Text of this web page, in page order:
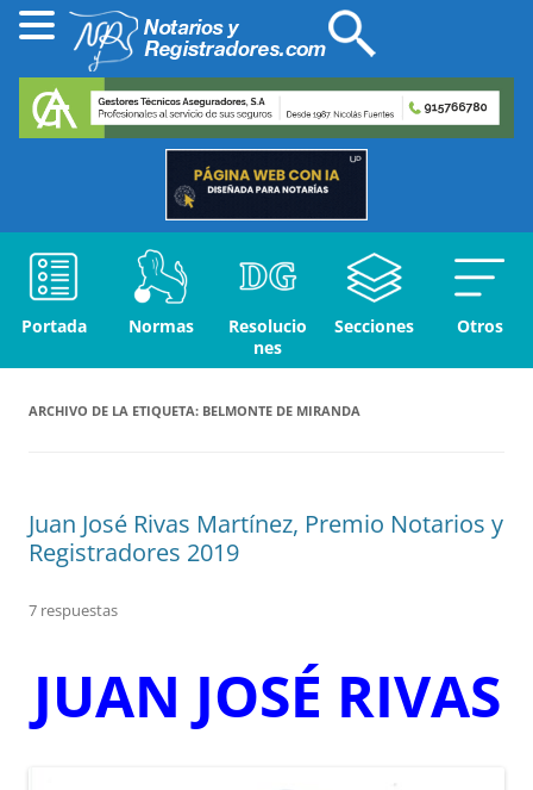
Portada Normas
Resolucio
nes
Secciones Otros
ARCHIVO DE LA ETIQUETA: BELMONTE DE MIRANDA
Juan José Rivas Martínez, Premio Notarios y
Registradores 2019
7 respuestas
JUAN JOSÉ RIVAS